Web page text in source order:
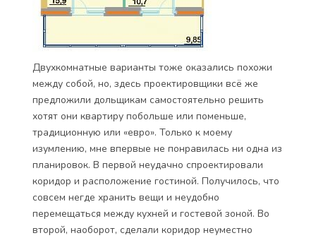
Двухкомнатные варианты тоже оказались похожи
между собой, но, здесь проектировщики всё же
предложили дольщикам самостоятельно решить
хотят они квартиру побольше или поменьше,
традиционную или «евро». Только к моему
изумлению, мне впервые не понравилась ни одна из
планировок. В первой неудачно спроектировали
коридор и расположение гостиной. Получилось, что
совсем негде хранить вещи и неудобно
перемещаться между кухней и гостевой зоной. Во
второй, наоборот, сделали коридор неуместно